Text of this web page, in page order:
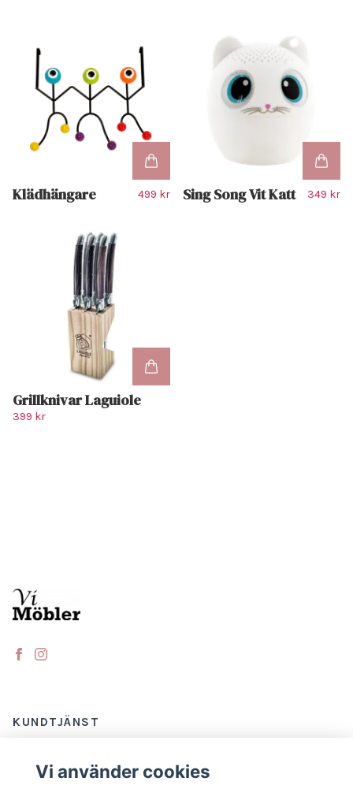
Klädhängare 499 kr Sing Song Vit Katt 349 kr
Grillknivar Laguiole
399 kr
KUNDTJÄNST
Varumärken
Vi använder cookies